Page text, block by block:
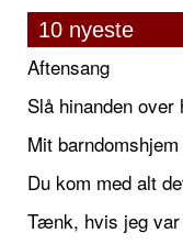
10 nyeste
Aftensang
Slå hinanden
Mit barndomshjem
Du kom med alt
Tænk, hvis jeg var